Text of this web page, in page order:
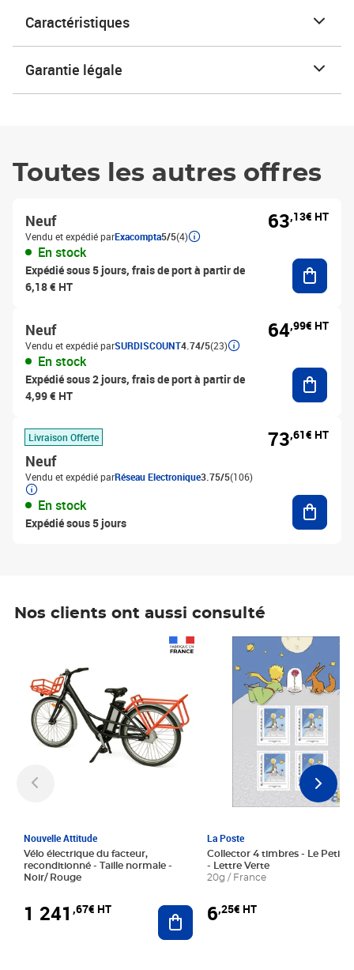
Caractéristiques
Garantie légale
Toutes les autres offres
Neuf
Vendu et expédié parExacompta5/5(4)
En stock
Expédié sous 5 jours, frais de port à partir de
6,18 € HT
63,13€ HT
Neuf
Vendu et expédié parSURDISCOUNT4.74/5(23)
En stock
Expédié sous 2 jours, frais de port à partir de
4,99 € HT
64,99€ HT
Livraison Offerte
Neuf
Vendu et expédié parRéseau Electronique3.75/5(106)
En stock
Expédié sous 5 jours
73,61€ HT
Nos clients ont aussi consulté
Nouvelle Attitude
Vélo électrique du facteur,
reconditionné - Taille normale -
Noir/ Rouge
1 241 ,67€ HT Ajouter au panier
La Poste
Collector 4 timbres - Le Petit
- Lettre Verte
20g / France
6,25€ HT
Prix 6,25€ HT